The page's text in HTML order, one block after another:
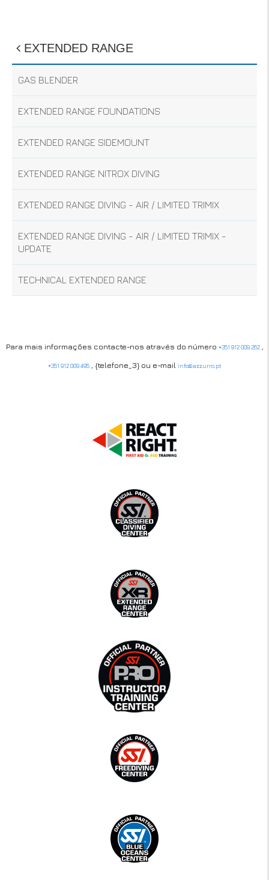
EXTENDED RANGE
GAS BLENDER
EXTENDED RANGE FOUNDATIONS
EXTENDED RANGE SIDEMOUNT
EXTENDED RANGE NITROX DIVING
EXTENDED RANGE DIVING - AIR / LIMITED TRIMIX
EXTENDED RANGE DIVING - AIR / LIMITED TRIMIX -
UPDATE
TECHNICAL EXTENDED RANGE
Para mais informações contacte-nos através do número +351 912 009 262,
+351 912 009 495, {telefone_3} ou e-mail info@azzurro.pt